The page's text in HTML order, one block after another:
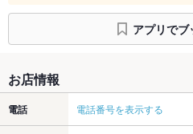
アプリでブ
お店情報
電話 電話番号を表示する